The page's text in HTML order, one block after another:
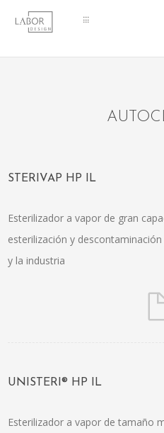
⁝⁝⁝
STERIVAP HP IL
Esterilizador a vapor de gran
esterilización y
y la industria
UNISTERI® HP IL
Esterilizador a vapor de tamaño